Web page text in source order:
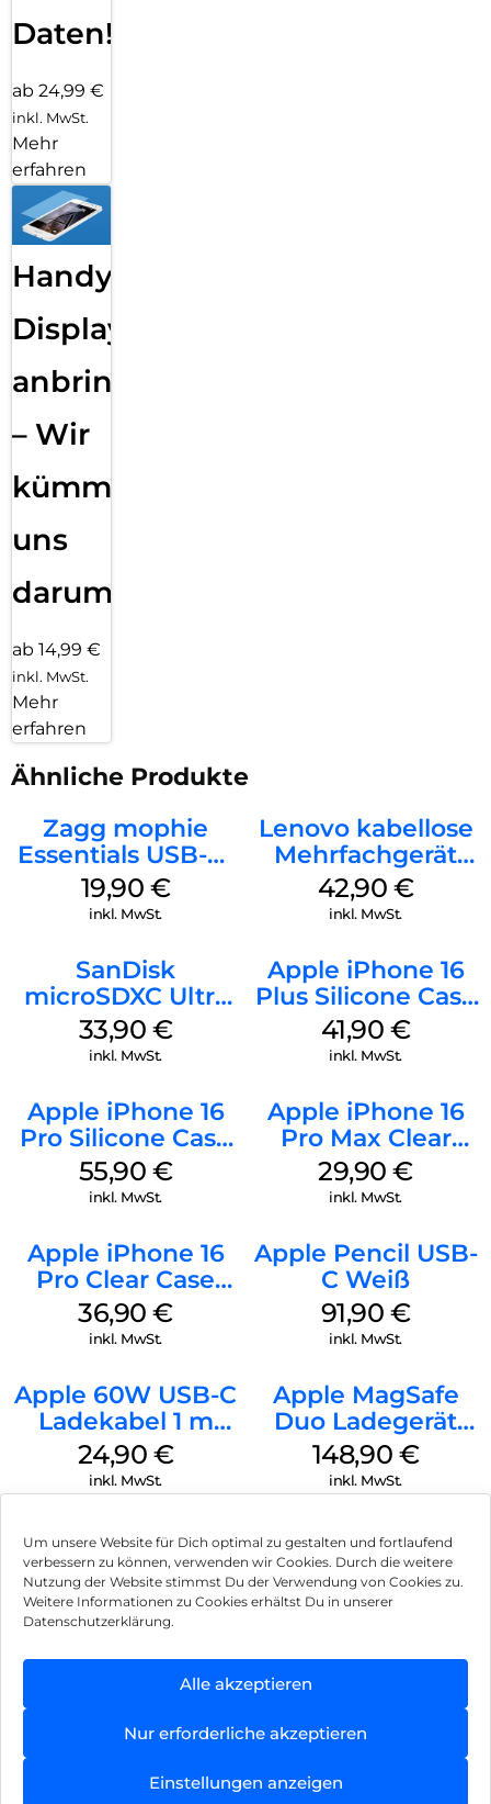
Um unsere Website für Dich optimal zu gestalten und fortlaufend
verbessern zu können, verwenden wir Cookies. Durch die weitere
Nutzung der Website stimmst Du der Verwendung von Cookies zu.
Weitere Informationen zu Cookies erhältst Du in unserer
Datenschutzerklärung.
Alle akzeptieren
Nur erforderliche akzeptieren
Einstellungen anzeigen
Daten!
ab 24,99 €
inkl. MwSt.
Mehr
erfahren
Handy
Displayfolie
anbringen
– Wir
kümmern
uns
darum!
ab 14,99 €
inkl. MwSt.
Mehr
erfahren
Ähnliche Produkte
Zagg mophie
Essentials USB-C-
20W Charger PD
Weiß
19,90 €
inkl. MwSt.
Lenovo kabellose
Mehrfachgerät
Luna Grey
42,90 €
inkl. MwSt.
SanDisk
microSDXC Ultra
128 GB + Adapter
Mobile
33,90 €
inkl. MwSt.
Apple iPhone 16
Plus Silicone Case
MagSafe Stone
Gray
41,90 €
inkl. MwSt.
Apple iPhone 16
Pro Silicone Case
MagSafe Stone
Gray
55,90 €
inkl. MwSt.
Apple iPhone 16
Pro Max Clear
Case MagSafe
Transparent
29,90€
inkl. MwSt.
Apple iPhone 16
Pro Clear Case
MagSafe
Transparent
36,90€
inkl. MwSt.
Apple Pencil USB-
C Weiß
91,90 €
inkl. MwSt.
Apple 60W USB-C
Ladekabel 1 m
Weiß
24,90 €
inkl. MwSt.
Apple MagSafe
Duo Ladegerät
Weiß
148,90 €
inkl. MwSt.
Impressum
Hinweis zur Batterieentsorgung